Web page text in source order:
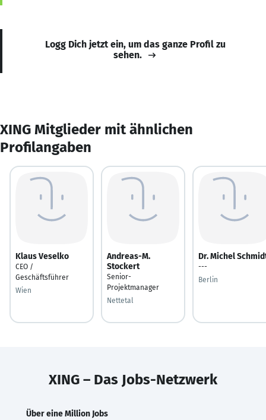
Logg Dich jetzt ein, um das ganze Profil zu
sehen.
XING Mitglieder mit ähnlichen
Profilangaben
Klaus Veselko
CEO /
Geschäftsführer
Wien
Andreas-M.
Stockert
Senior-
Projektmanager
Nettetal
Dr. Michel
---
Berlin
XING – Das Jobs-Netzwerk
Über eine Million Jobs